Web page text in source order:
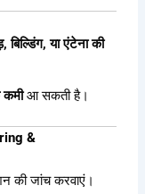
बिल्डिंग, या एंटेना की
आ सकती है।
&
की जांच करवाएं।